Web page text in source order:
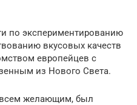
по экспериментированию
вкусовых качеств
европейцев с
из Нового Света.
желающим, был